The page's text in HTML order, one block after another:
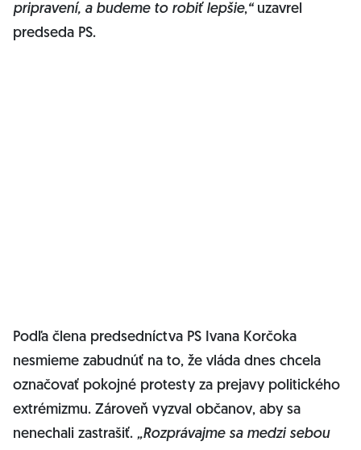
pripravení, a budeme to robiť lepšie,“uzavrel
predseda PS.
Podľa člena predsedníctva PS Ivana Korčoka
nesmieme zabudnúť na to, že vláda dnes chcela
označovať pokojné protesty za prejavy politického
extrémizmu. Zároveň vyzval občanov, aby sa
nenechali zastrašiť. „Rozprávajme sa medzi sebou